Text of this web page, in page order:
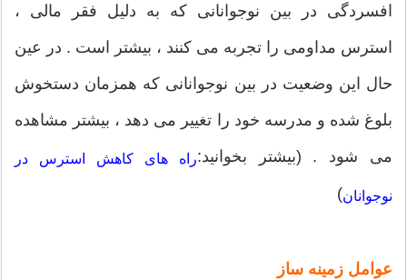
افسردگی در بین نوجوانانی که به دلیل فقر مالی ،
استرس مداومی را تجربه می کنند ، بیشتر است . در عین
حال این وضعیت در بین نوجوانانی که همزمان دستخوش
بلوغ شده و مدرسه خود را تغییر می دهد ، بیشتر مشاهده
می شود . (بیشتر بخوانید:راه های کاهش استرس در
نوجوانان)
عوامل زمینه ساز